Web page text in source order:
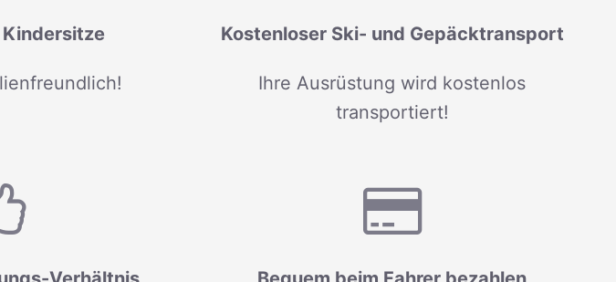
Kostenloser Ski- und Gepäcktransport
Ihre Ausrüstung wird kostenlos
transportiert!